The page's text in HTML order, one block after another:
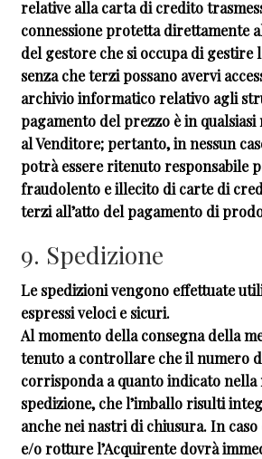
relative alla carta di credito
connessione protetta direttamente
del gestore che si occupa di gestire
senza che terzi possano avervi
archivio informatico relativo agli
pagamento del prezzo è in qualsiasi
al Venditore; pertanto, in nessun
potrà essere ritenuto responsabile
fraudolento e illecito di carte di
terzi all’atto del pagamento di
9. Spedizione
Le spedizioni vengono effettuate
espressi veloci e sicuri.
Al momento della consegna della
tenuto a controllare che il numero
corrisponda a quanto indicato
spedizione, che l’imballo risulti
anche nei nastri di chiusura. In
e/o rotture l’Acquirente dovrà